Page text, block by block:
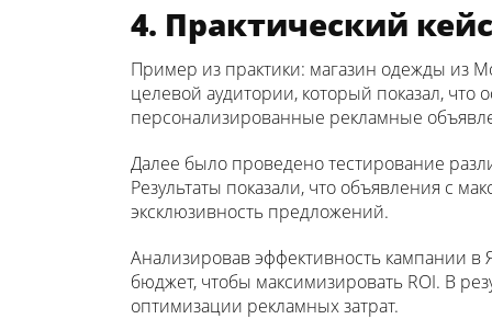
4. Практический
Пример из практики: магазин одежды из
целевой аудитории, который показал,
персонализированные рекламные
Далее было проведено тестирование
Результаты показали, что объявления с
эксклюзивность предложений.
Анализировав эффективность кампании
бюджет, чтобы максимизировать ROI. В
оптимизации рекламных затрат.